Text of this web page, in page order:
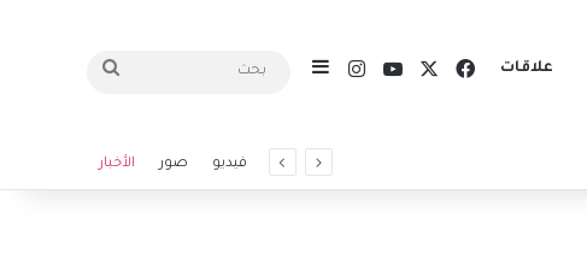
علاقات فيسبوكيوتيوبانستقرامإضافة عمود جانبي بحث
فيديو صور الأخبار